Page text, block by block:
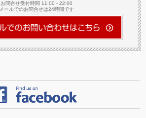
お問合せ受付時間 11:00 - 22:00
メールでのお問合せは24時間です